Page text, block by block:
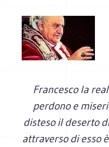
Francesco la
perdono e
disteso il deserto
attraverso di esso